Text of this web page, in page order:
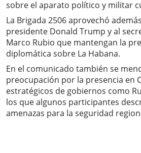
sobre el aparato político y militar
La Brigada 2506 aprovechó
presidente Donald Trump y al
Marco Rubio que mantengan la
diplomática sobre La Habana.
En el comunicado también se
preocupación por la presencia en
estratégicos de gobiernos como
los que algunos participantes
amenazas para la seguridad